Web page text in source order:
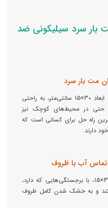
بار سرد سیلیکونی ضد
مت بار سرد
مت بار سرد سیلیکونی ضد چکه به ابعاد 30×15 سانتی‌متر، به راحتی
حتی در محیط‌های کوچک نیز
راه حل برای کسانی است که
دارند.
تماس آب با ظروف
مت بار سرد سیلیکونی ضد چکه 30×15، با برجستگی‌هایی که دارد،
و به خشک شدن کامل ظروف